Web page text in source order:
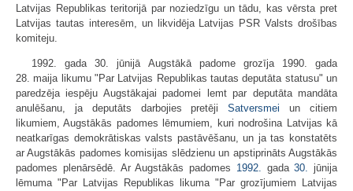
Latvijas Republikas teritorijā par noziedzīgu un tādu, kas vērsta pret
Latvijas tautas interesēm, un likvidēja Latvijas PSR Valsts drošības
komiteju.
1992. gada 30. jūnijā Augstākā padome grozīja 1990. gada
28. maija likumu "Par Latvijas Republikas tautas deputāta statusu" un
paredzēja iespēju Augstākajai padomei lemt par deputāta mandāta
anulēšanu, ja deputāts darbojies pretējiSatversmei un citiem
likumiem, Augstākās padomes lēmumiem, kuri nodrošina Latvijas kā
neatkarīgas demokrātiskas valsts pastāvēšanu, un ja tas konstatēts
ar Augstākās padomes komisijas slēdzienu un apstiprināts Augstākās
padomes plenārsēdē. Ar Augstākās padomes 1992. gada30. jūnija
lēmuma "Par Latvijas Republikas likuma "Par grozījumiem Latvijas